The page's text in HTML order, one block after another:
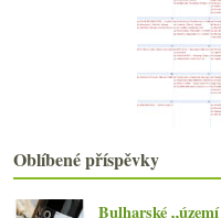
►2019 (238)
►2018(240)
►2017(240)
Oblíbené příspěvky
Bulharské